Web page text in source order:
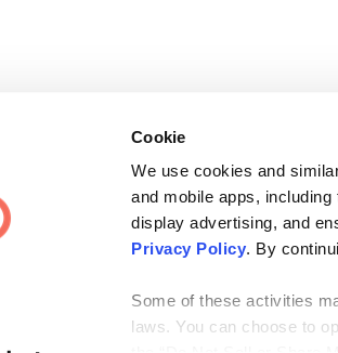
Cookie
We use cookies and
and mobile apps,
display advertising, and
Privacy Policy. By
Some of these activities
laws. You can choose to
other files into interactive flipbooks and
every channel.